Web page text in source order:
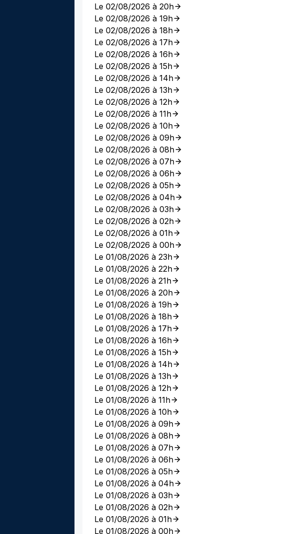
Le 02/08/2026 à 20h
Le 02/08/2026 à 19h
Le 02/08/2026 à 18h
Le 02/08/2026 à 17h
Le 02/08/2026 à 16h
Le 02/08/2026 à 15h
Le 02/08/2026 à 14h
Le 02/08/2026 à 13h
Le 02/08/2026 à 12h
Le 02/08/2026 à 11h
Le 02/08/2026 à 10h
Le 02/08/2026 à 09h
Le 02/08/2026 à 08h
Le 02/08/2026 à 07h
Le 02/08/2026 à 06h
Le 02/08/2026 à 05h
Le 02/08/2026 à 04h
Le 02/08/2026 à 03h
Le 02/08/2026 à 02h
Le 02/08/2026 à 01h
Le 02/08/2026 à 00h
Le 01/08/2026 à 23h
Le 01/08/2026 à 22h
Le 01/08/2026 à 21h
Le 01/08/2026 à 20h
Le 01/08/2026 à 19h
Le 01/08/2026 à 18h
Le 01/08/2026 à 17h
Le 01/08/2026 à 16h
Le 01/08/2026 à 15h
Le 01/08/2026 à 14h
Le 01/08/2026 à 13h
Le 01/08/2026 à 12h
Le 01/08/2026 à 11h
Le 01/08/2026 à 10h
Le 01/08/2026 à 09h
Le 01/08/2026 à 08h
Le 01/08/2026 à 07h
Le 01/08/2026 à 06h
Le 01/08/2026 à 05h
Le 01/08/2026 à 04h
Le 01/08/2026 à 03h
Le 01/08/2026 à 02h
Le 01/08/2026 à 01h
Le 01/08/2026 à 00h